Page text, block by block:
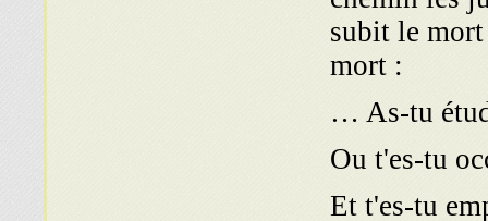
subit le mort
mort :
… As-tu
Ou t'es-tu
Et t'es-tu